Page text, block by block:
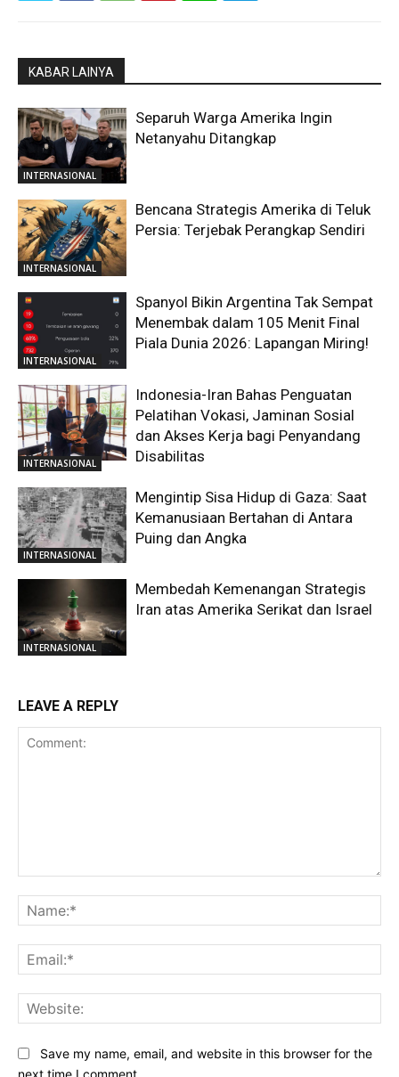
KABAR LAINYA
INTERNASIONAL
Separuh Warga Amerika Ingin
Netanyahu Ditangkap
INTERNASIONAL
Bencana Strategis Amerika di Teluk
Persia: Terjebak Perangkap Sendiri
INTERNASIONAL
Spanyol Bikin Argentina Tak Sempat
Menembak dalam 105 Menit Final
Piala Dunia 2026: Lapangan Miring!
INTERNASIONAL
Indonesia-Iran Bahas Penguatan
Pelatihan Vokasi, Jaminan Sosial
dan Akses Kerja bagi Penyandang
Disabilitas
INTERNASIONAL
Mengintip Sisa Hidup di Gaza: Saat
Kemanusiaan Bertahan di Antara
Puing dan Angka
INTERNASIONAL
Membedah Kemenangan Strategis
Iran atas Amerika Serikat dan Israel
LEAVE A REPLY
Save my name, email, and website in this browser for the
next time I comment.